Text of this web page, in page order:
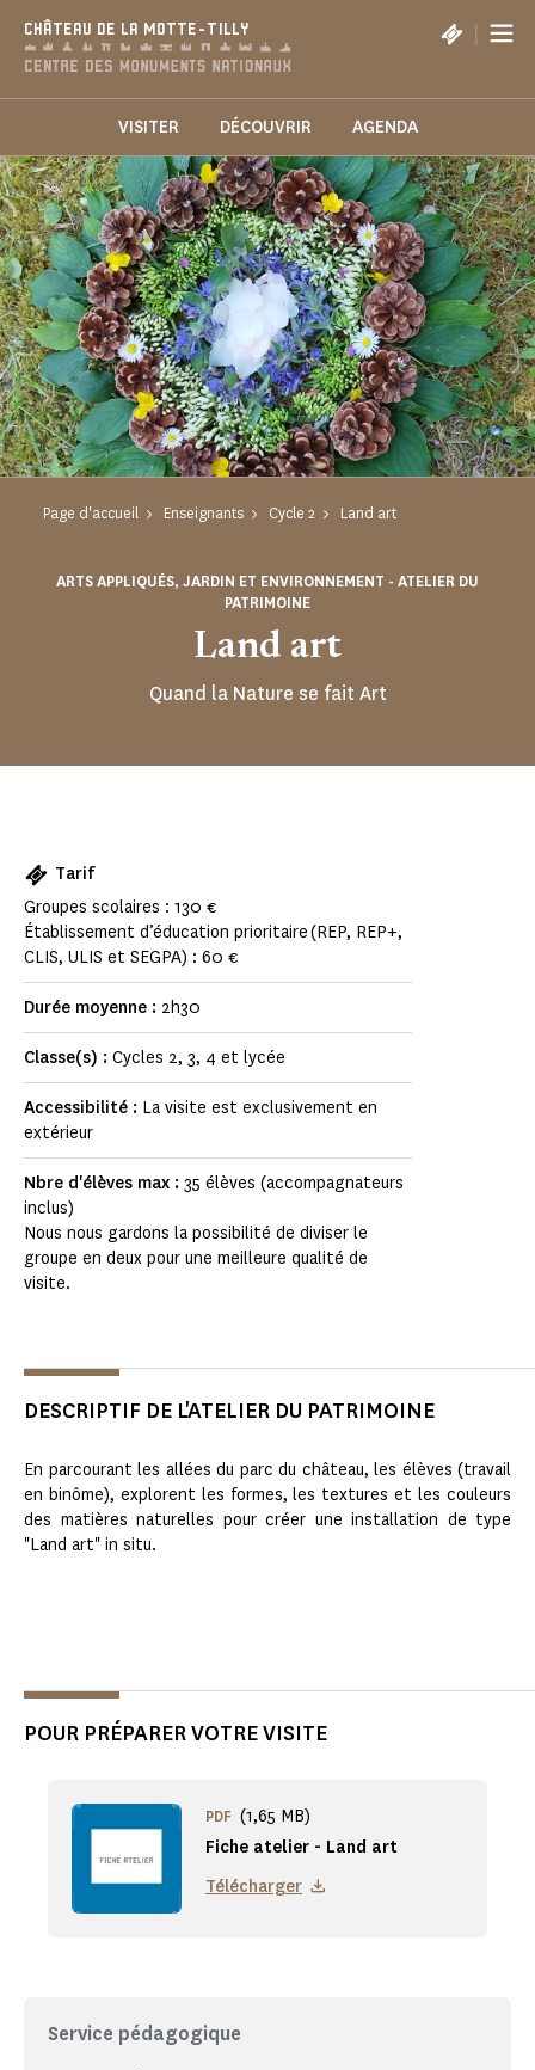
CHÂTEAU DE LA MOTTE-TILLY |
VISITER DÉCOUVRIR AGENDA
Page d'accueil Enseignants Cycle 2 Land art
Land art
ARTS APPLIQUÉS, JARDIN ET ENVIRONNEMENT - ATELIER DU
PATRIMOINE
Quand la Nature se fait Art
Tarif
Groupes scolaires : 130 €
Établissement d’éducation prioritaire (REP, REP+,
CLIS, ULIS et SEGPA) : 60 €
Durée moyenne : 2h30
Classe(s) : Cycles 2, 3, 4 et lycée
Accessibilité : La visite est exclusivement en
extérieur
Nbre d'élèves max : 35 élèves (accompagnateurs
inclus)
Nous nous gardons la possibilité de diviser le
groupe en deux pour une meilleure qualité de
visite.
DESCRIPTIF DE L'ATELIER DU PATRIMOINE
En parcourant les allées du parc du château, les élèves (travail
en binôme), explorent les formes, les textures et les couleurs
des matières naturelles pour créer une installation de type
"Land art" in situ.
POUR PRÉPARER VOTRE VISITE
Fiche atelier - Land art
PDF (1,65 MB)
Télécharger
Service pédagogique